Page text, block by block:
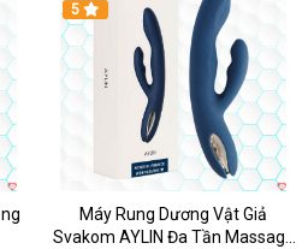
Hot
5
Máy Rung Dương Vật Giả
Svakom AYLIN Đa Tần Massage